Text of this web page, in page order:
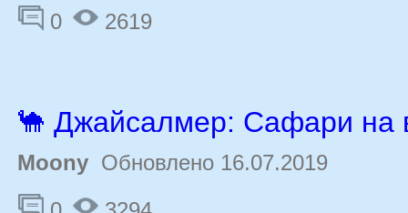
0
2619
🐪 Джайсалмер: Сафари на
Moony Обновлено 16.07.2019